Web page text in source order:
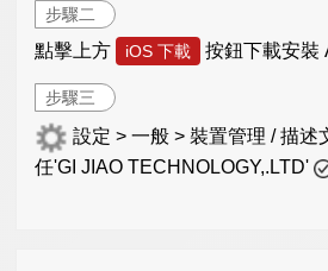
步驟二
點擊上方 iOS 下載 按鈕下載安裝
步驟三
設定 > 一般 > 裝置管理 / 描述
任'GI JIAO TECHNOLOGY,.LTD'